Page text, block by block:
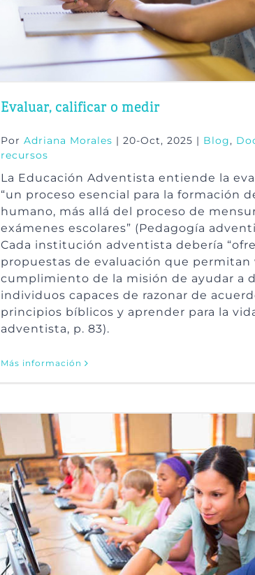
Evaluar, calificar o medir
Por Adriana Morales | 20-Oct, 2025 | Blog,
recursos
La Educación Adventista entiende la
“un proceso esencial para la formación
humano, más allá del proceso de
exámenes escolares” (Pedagogía
Cada institución adventista debería
propuestas de evaluación que permitan
cumplimiento de la misión de ayudar a
individuos capaces de razonar de
principios bíblicos y aprender para la
adventista, p. 83).
Más información